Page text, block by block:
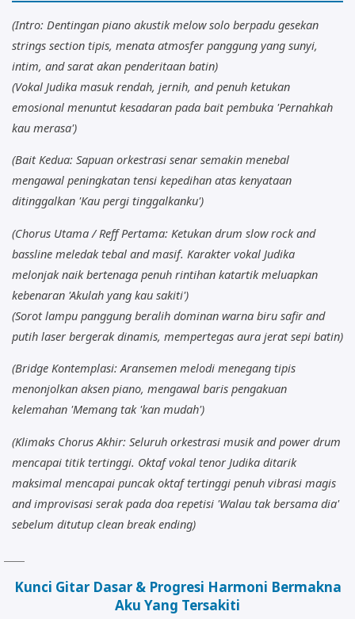
(Intro: Dentingan piano akustik melow solo berpadu gesekan
strings section tipis, menata atmosfer panggung yang sunyi,
intim, and sarat akan penderitaan batin)
(Vokal Judika masuk rendah, jernih, and penuh ketukan
emosional menuntut kesadaran pada bait pembuka 'Pernahkah
kau merasa')
(Bait Kedua: Sapuan orkestrasi senar semakin menebal
mengawal peningkatan tensi kepedihan atas kenyataan
ditinggalkan 'Kau pergi tinggalkanku')
(Chorus Utama / Reff Pertama: Ketukan drum slow rock and
bassline meledak tebal and masif. Karakter vokal Judika
melonjak naik bertenaga penuh rintihan katartik meluapkan
kebenaran 'Akulah yang kau sakiti')
(Sorot lampu panggung beralih dominan warna biru safir and
putih laser bergerak dinamis, mempertegas aura jerat sepi batin)
(Bridge Kontemplasi: Aransemen melodi menegang tipis
menonjolkan aksen piano, mengawal baris pengakuan
kelemahan 'Memang tak 'kan mudah')
(Klimaks Chorus Akhir: Seluruh orkestrasi musik and power drum
mencapai titik tertinggi. Oktaf vokal tenor Judika ditarik
maksimal mencapai puncak oktaf tertinggi penuh vibrasi magis
and improvisasi serak pada doa repetisi 'Walau tak bersama dia'
sebelum ditutup clean break ending)
Kunci Gitar Dasar & Progresi Harmoni Bermakna
Aku Yang Tersakiti